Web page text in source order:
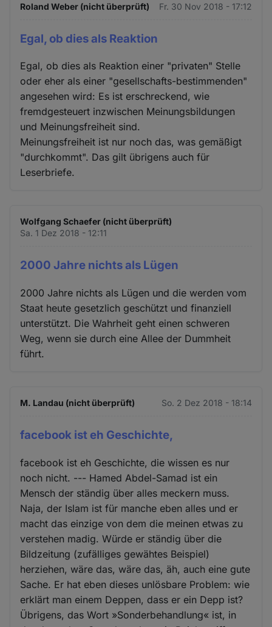
Roland Weber (nicht überprüft) Fr. 30 Nov 2018 - 17:12
Egal, ob dies als Reaktion
Egal, ob dies als Reaktion einer "privaten" Stelle
oder eher als einer "gesellschafts-bestimmenden"
angesehen wird: Es ist erschreckend, wie
fremdgesteuert inzwischen Meinungsbildungen
und Meinungsfreiheit sind.
Meinungsfreiheit ist nur noch das, was gemäßigt
"durchkommt". Das gilt übrigens auch für
Leserbriefe.
Wolfgang Schaefer (nicht überprüft)
Sa. 1 Dez 2018 - 12:11
2000 Jahre nichts als Lügen
2000 Jahre nichts als Lügen und die werden vom
Staat heute gesetzlich geschützt und finanziell
unterstützt. Die Wahrheit geht einen schweren
Weg, wenn sie durch eine Allee der Dummheit
führt.
M. Landau (nicht überprüft) So. 2 Dez 2018 - 18:14
facebook ist eh Geschichte,
facebook ist eh Geschichte, die wissen es nur
noch nicht. --- Hamed Abdel-Samad ist ein
Mensch der ständig über alles meckern muss.
Naja, der Islam ist für manche eben alles und er
macht das einzige von dem die meinen etwas zu
verstehen madig. Würde er ständig über die
Bildzeitung (zufälliges gewähtes Beispiel)
herziehen, wäre das, wäre das, äh, auch eine gute
Sache. Er hat eben dieses unlösbare Problem: wie
erklärt man einem Deppen, dass er ein Depp ist?
Übrigens, das Wort »Sonderbehandlung« ist, in